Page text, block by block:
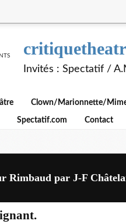
Invités : Spectatif /
Clown/Marionnette/
Spectatif.com Contact
Rimbaud par J-F